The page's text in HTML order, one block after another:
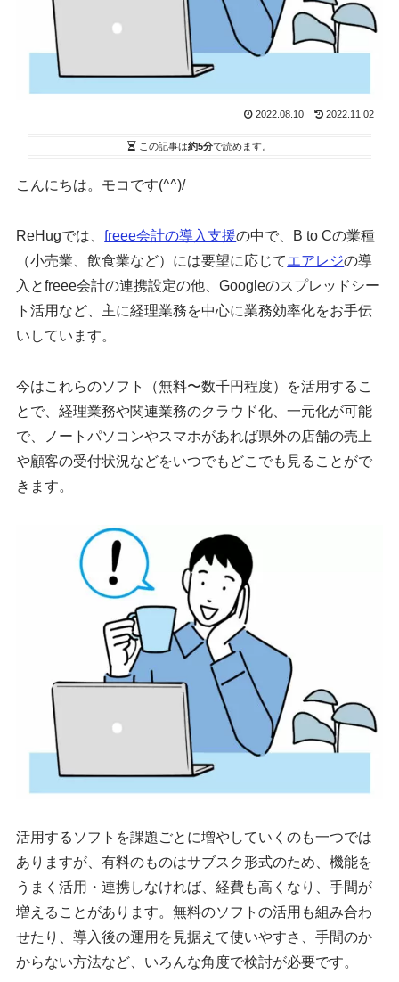
2022.08.10 2022.11.02
この記事は約5分で読めます。
こんにちは。モコです(^^)/
ReHugでは、freee会計の導入支援の中で、B to Cの業種
（小売業、飲食業など）には要望に応じてエアレジの導
入とfreee会計の連携設定の他、Googleのスプレッドシー
ト活用など、主に経理業務を中心に業務効率化をお手伝
いしています。
今はこれらのソフト（無料〜数千円程度）を活用するこ
とで、経理業務や関連業務のクラウド化、一元化が可能
で、ノートパソコンやスマホがあれば県外の店舗の売上
や顧客の受付状況などをいつでもどこでも見ることがで
きます。
活用するソフトを課題ごとに増やしていくのも一つでは
ありますが、有料のものはサブスク形式のため、機能を
うまく活用・連携しなければ、経費も高くなり、手間が
増えることがあります。無料のソフトの活用も組み合わ
せたり、導入後の運用を見据えて使いやすさ、手間のか
からない方法など、いろんな角度で検討が必要です。